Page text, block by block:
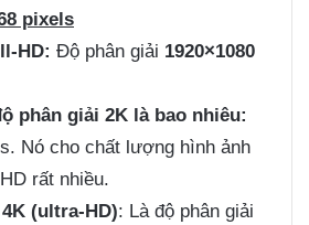
pixels
HD: Độ phân giải 1920×1080
phân giải 2K là bao nhiêu:
Nó cho chất lượng hình ảnh
rất nhiều.
(ultra-HD): Là độ phân giải